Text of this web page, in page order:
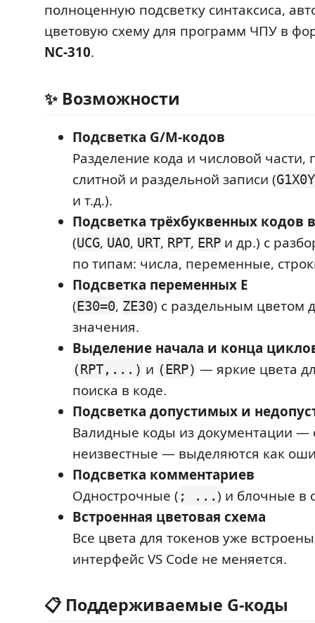
полноценную подсветку синтаксиса,
цветовую схему для программ ЧПУ в
NC‑310.
✨ Возможности
Подсветка G/M‑кодов
Разделение кода и числовой части,
слитной и раздельной записи (
и т.д.).
Подсветка трёхбуквенных кодов
(UCG, UAO, URT, RPT, ERP и др.) с
по типам: числа, переменные,
Подсветка переменных E
(E30=0, ZE30) с раздельным цветом
значения.
Выделение начала и конца
(RPT,...) и (ERP) — яркие цвета
поиска в коде.
Подсветка допустимых и
Валидные коды из документации —
неизвестные — выделяются как
Подсветка комментариев
Однострочные ( ; ...) и блочные в
Встроенная цветовая схема
Все цвета для токенов уже
интерфейс VS Code не меняется.
📋 Поддерживаемые G‑коды